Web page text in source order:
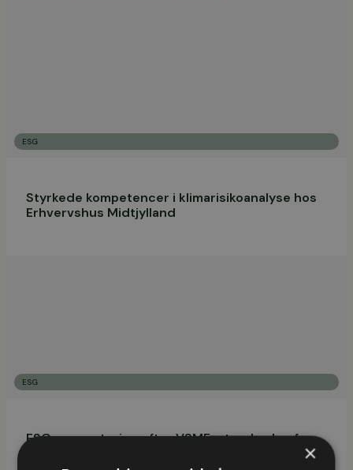
ESG
Styrkede kompetencer i klimarisikoanalyse hos
Erhvervshus Midtjylland
ESG
ESG-rapportering efter VSME-standarden for
×